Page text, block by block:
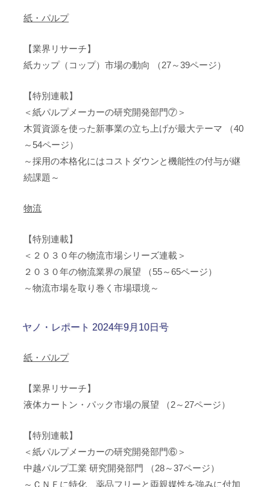
紙・パルプ
【業界リサーチ】
紙カップ（コップ）市場の動向 （27～39ページ）
【特別連載】
＜紙パルプメーカーの研究開発部門⑦＞
木質資源を使った新事業の立ち上げが最大テーマ （40
～54ページ）
～採用の本格化にはコストダウンと機能性の付与が継
続課題～
物流
【特別連載】
＜２０３０年の物流市場シリーズ連載＞
２０３０年の物流業界の展望 （55～65ページ）
～物流市場を取り巻く市場環境～
ヤノ・レポート 2024年9月10日号
紙・パルプ
【業界リサーチ】
液体カートン・パック市場の展望 （2～27ページ）
【特別連載】
＜紙パルプメーカーの研究開発部門⑥＞
中越パルプ工業 研究開発部門 （28～37ページ）
～ＣＮＦに特化、薬品フリーと両親媒性を強みに付加